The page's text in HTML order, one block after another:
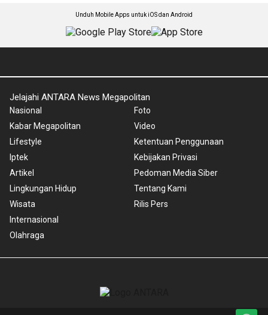
Unduh Mobile Apps untuk iOS dan Android
Jelajahi ANTARA News Megapolitan
Nasional
Kabar Megapolitan
Lifestyle
Iptek
Artikel
Lingkungan Hidup
Wisata
Internasional
Olahraga
Foto
Video
Ketentuan Penggunaan
Kebijakan Privasi
Pedoman Media Siber
Tentang Kami
Rilis Pers